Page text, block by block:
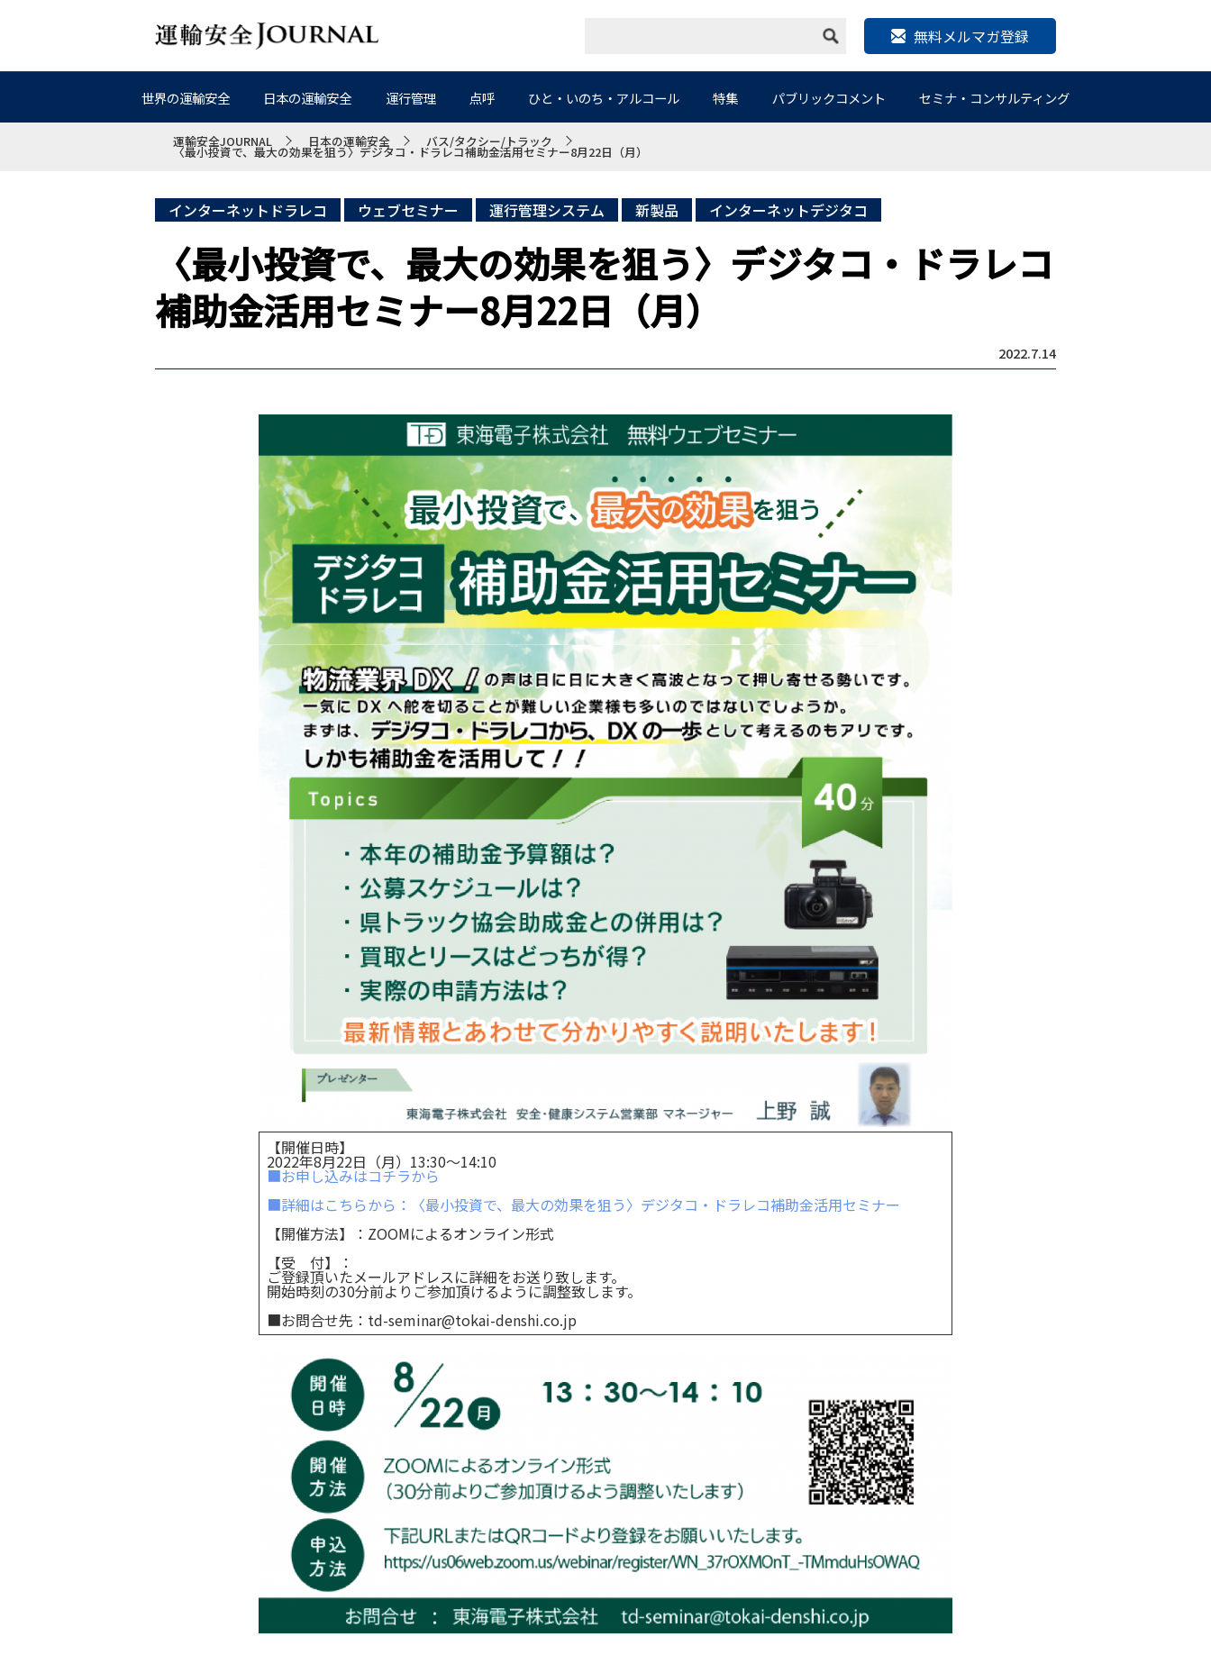
無料メルマガ登録
世界の運輸安全 日本の運輸安全 運行管理 点呼 ひと・いのち・アルコール 特集 パブリックコメント セミナ・コンサルティング
運輸安全JOURNAL 日本の運輸安全 バス/タクシー/トラック
〈最小投資で、最大の効果を狙う〉デジタコ・ドラレコ補助金活用セミナー8月22日（月）
インターネットドラレコ ウェブセミナー 運行管理システム 新製品 インターネットデジタコ
〈最小投資で、最大の効果を狙う〉デジタコ・ドラレコ
補助金活用セミナー8月22日（月）
2022.7.14
【開催日時】
2022年8月22日（月）13:30～14:10
■お申し込みはコチラから
■詳細はこちらから：〈最小投資で、最大の効果を狙う〉デジタコ・ドラレコ補助金活用セミナー
【開催方法】：ZOOMによるオンライン形式
【受 付】：
ご登録頂いたメールアドレスに詳細をお送り致します。
開始時刻の30分前よりご参加頂けるように調整致します。
■お問合せ先：td-seminar@tokai-denshi.co.jp